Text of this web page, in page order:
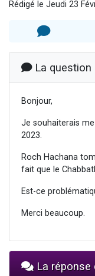
Eli
Rédigé le Jeudi 23
La question
Bonjour,
Je souhaiterais
2023.
Roch Hachana
fait que le
Est-ce
Merci beaucoup.
La réponse